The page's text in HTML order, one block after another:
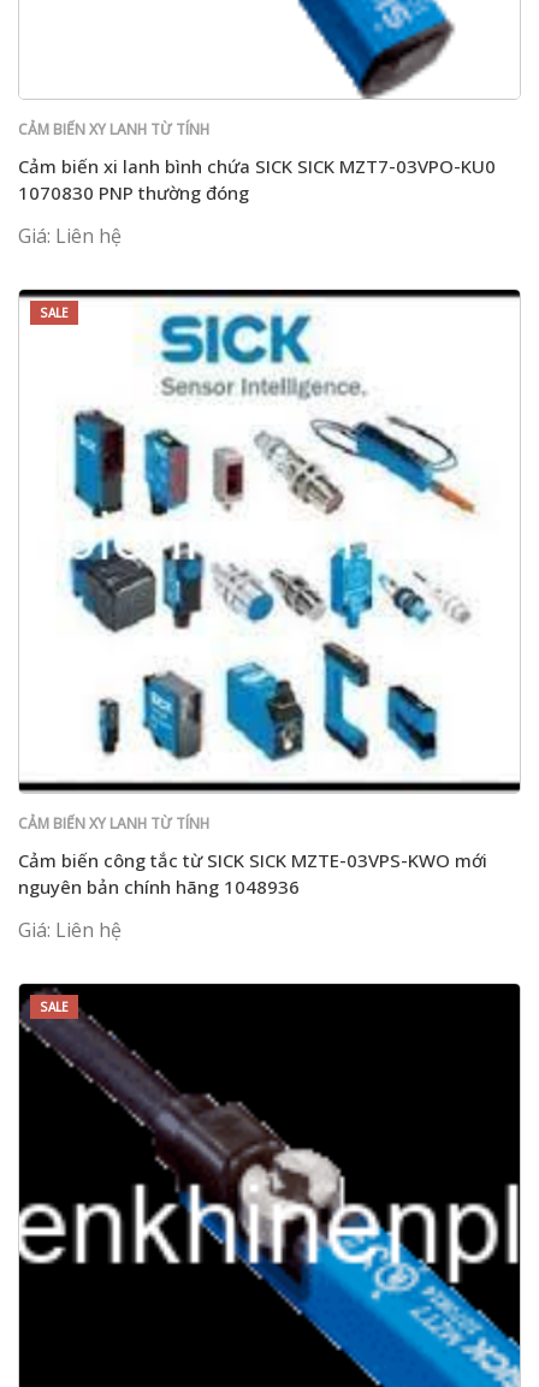
CẢM BIẾN XY LANH TỪ TÍNH
Cảm biến xi lanh bình chứa SICK SICK MZT7-03VPO-KU0
1070830 PNP thường đóng
Giá: Liên hệ
SALE
CẢM BIẾN XY LANH TỪ TÍNH
Cảm biến công tắc từ SICK SICK MZTE-03VPS-KWO mới
nguyên bản chính hãng 1048936
Giá: Liên hệ
SALE